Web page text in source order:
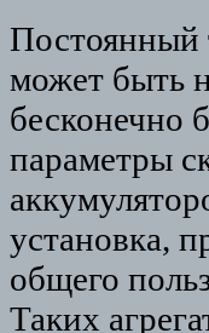
Постоянный
может быть
бесконечно
параметры
установка,
общего
Таких